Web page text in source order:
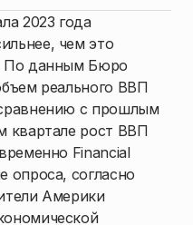
2023 года
чем это
По данным Бюро
реального ВВП
с прошлым
квартале рост ВВП
Financial
опроса, согласно
Америки